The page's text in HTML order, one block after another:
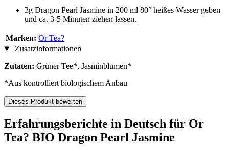
3g Dragon Pearl Jasmine in 200 ml 80° heißes Wasser geben
und ca. 3-5 Minuten ziehen lassen.
Marken: Or Tea?
Zusatzinformationen
Zutaten: Grüner Tee*, Jasminblumen*
*Aus kontrolliert biologischem Anbau
Dieses Produkt bewerten
Erfahrungsberichte in Deutsch für Or
Tea? BIO Dragon Pearl Jasmine